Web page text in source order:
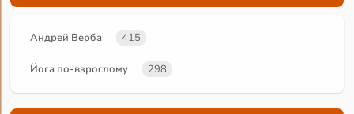
Андрей Верба 415
Йога по-взрослому 298